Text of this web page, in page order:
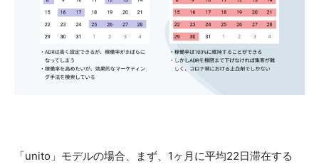
「unito」モデルの場合、まず、1ヶ月に平均22日滞在する